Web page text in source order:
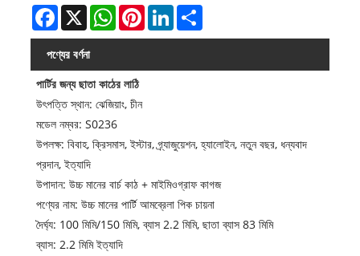
Facebook
X WhatsAppPinterestLinkedInShare
পণ্যের বর্ণনা
পার্টির জন্য ছাতা কাঠের লাঠি
উৎপত্তি স্থান: ঝেজিয়াং, চীন
মডেল নম্বর: S0236
উপলক্ষ: বিবাহ, ক্রিসমাস, ইস্টার, গ্র্যাজুয়েশন, হ্যালোইন, নতুন বছর, ধন্যবাদ
প্রদান, ইত্যাদি
উপাদান: উচ্চ মানের বার্চ কাঠ + মাইমিওগ্রাফ কাগজ
পণ্যের নাম: উচ্চ মানের পার্টি আমব্রেলা পিক চায়না
দৈর্ঘ্য: 100 মিমি/150 মিমি, ব্যাস 2.2 মিমি, ছাতা ব্যাস 83 মিমি
ব্যাস: 2.2 মিমি ইত্যাদি